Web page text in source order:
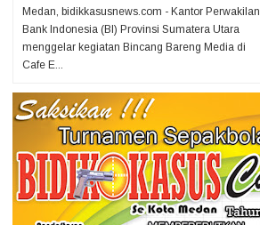
Medan, bidikkasusnews.com - Kantor Perwakilan
Bank Indonesia (BI) Provinsi Sumatera Utara
menggelar kegiatan Bincang Bareng Media di
Cafe E...